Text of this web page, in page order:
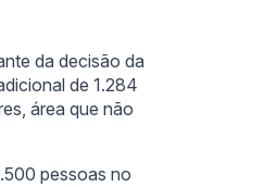
da decisão da
de 1.284
área que não
pessoas no